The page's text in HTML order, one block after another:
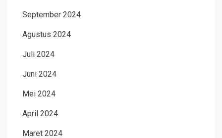
September 2024
Agustus 2024
Juli 2024
Juni 2024
Mei 2024
April 2024
Maret 2024